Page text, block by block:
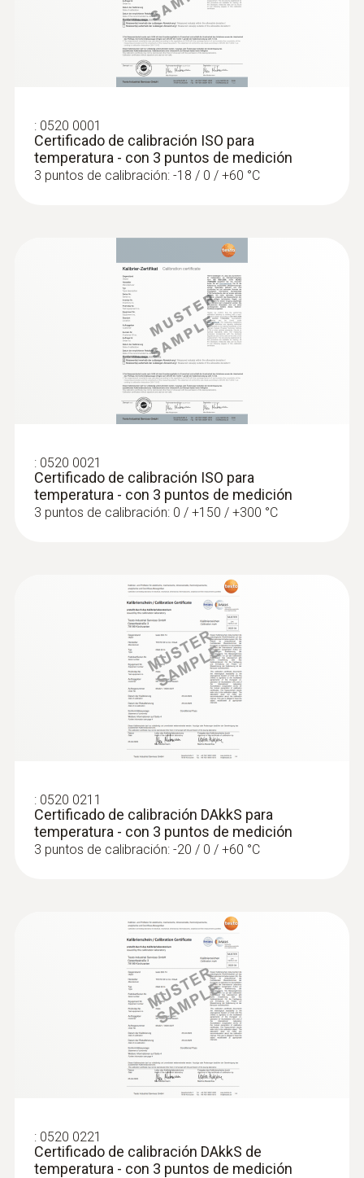
: 0520 0001
Certificado de calibración ISO para
temperatura - con 3 puntos de medición
3 puntos de calibración: -18 / 0 / +60 °C
: 0520 0021
Certificado de calibración ISO para
temperatura - con 3 puntos de medición
3 puntos de calibración: 0 / +150 / +300 °C
: 0520 0211
Certificado de calibración DAkkS para
temperatura - con 3 puntos de medición
3 puntos de calibración: -20 / 0 / +60 °C
: 0520 0221
Certificado de calibración DAkkS de
temperatura - con 3 puntos de medición